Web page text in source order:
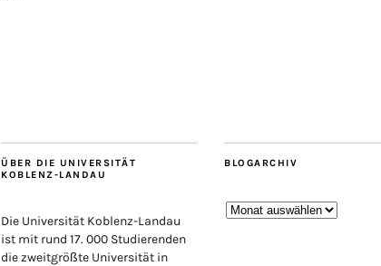
ÜBER DIE UNIVERSITÄT
KOBLENZ-LANDAU
Die Universität Koblenz-Landau
ist mit rund 17. 000 Studierenden
die zweitgrößte Universität in
BLOGARCHIV
Blogarchiv